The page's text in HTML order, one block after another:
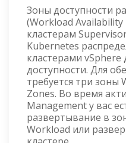
Зоны доступности
(Workload
кластерам
Kubernetes
кластерами
доступности. Для
требуется три зоны
Zones. Во время
Management у вас
развертывание в
Workload или